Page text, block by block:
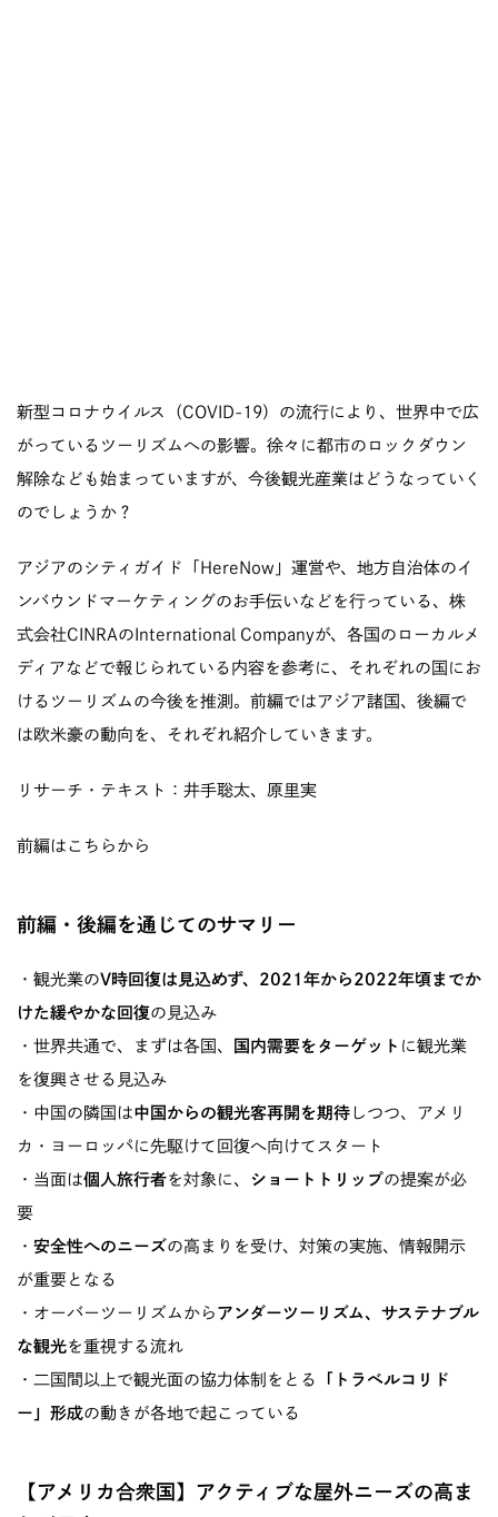
新型コロナウイルス（COVID-19）の流行により、世界中で広
がっているツーリズムへの影響。徐々に都市のロックダウン
解除なども始まっていますが、今後観光産業はどうなっていく
のでしょうか？
アジアのシティガイド「HereNow」運営や、地方自治体のイ
ンバウンドマーケティングのお手伝いなどを行っている、株
式会社CINRAのInternational Companyが、各国のローカルメ
ディアなどで報じられている内容を参考に、それぞれの国にお
けるツーリズムの今後を推測。前編ではアジア諸国、後編で
は欧米豪の動向を、それぞれ紹介していきます。
リサーチ・テキスト：井手聡太、原里実
前編はこちらから
前編・後編を通じてのサマリー
・観光業のV時回復は見込めず、2021年から2022年頃までか
けた緩やかな回復の見込み
・世界共通で、まずは各国、
国内需要をターゲット に観光業
を復興させる見込み
・中国の隣国は中国からの観光客再開を期待 しつつ、アメリ
カ・ヨーロッパに先駆けて回復へ向けてスタート
・当面は個人旅行者を対象に、 ショートトリップの提案が必
要
・ 安全性へのニーズの高まりを受け、対策の実施、情報開示
が重要となる
・オーバーツーリズムから アンダーツーリズム、サステナブル
な観光を重視する流れ
・二国間以上で観光面の協力体制をとる
「トラベルコリド
ー」形成の動きが各地で起こっている
【アメリカ合衆国】アクティブな屋外ニーズの高ま